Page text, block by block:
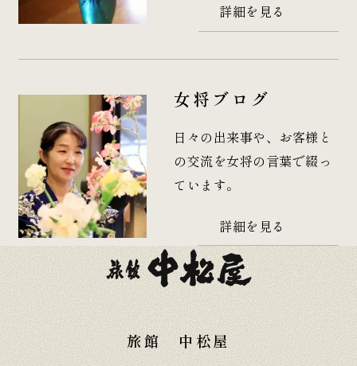
詳細を見る
女将ブログ
日々の出来事や、お客様と
の交流を女将の言葉で綴っ
ています。
詳細を見る
旅館 中松屋